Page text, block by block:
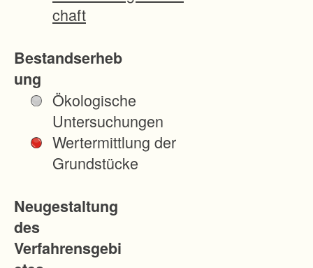
chaft
Bestandserheb
ung
Ökologische
Untersuchungen
Wertermittlung der
Grundstücke
Neugestaltung
des
Verfahrensgebi